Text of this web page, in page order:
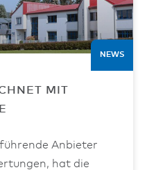
NEWS
MIT
Anbieter
hat die